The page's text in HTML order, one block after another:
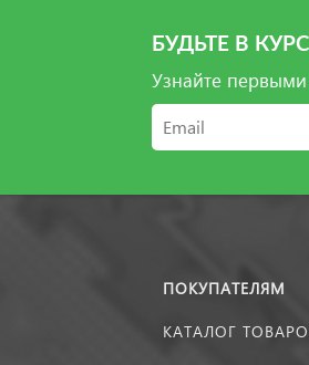
БУДЬТЕ В
Узнайте
ПОКУПАТЕЛЯМ
КАТАЛОГ